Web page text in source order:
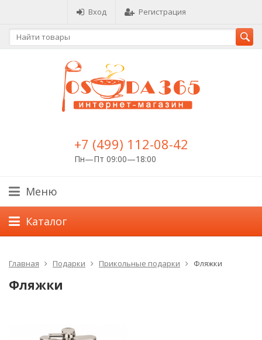
Вход Регистрация
+7 (499) 112-08-42
Пн—Пт 09:00—18:00
Меню
Каталог
Главная Подарки Прикольные подарки Фляжки
Фляжки